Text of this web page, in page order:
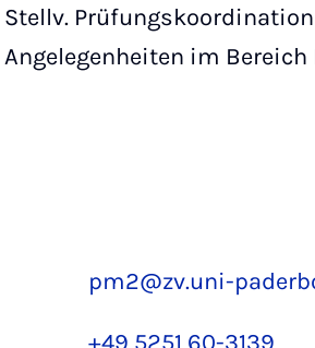
Stellv.
Angelegenheiten im
pm2@zv.uni-